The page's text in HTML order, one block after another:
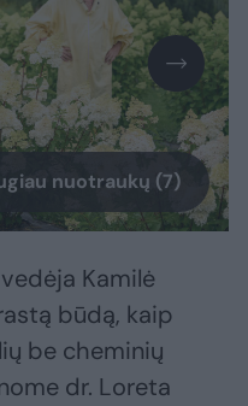
nuotraukų (7)
Kamilė
būdą, kaip
be cheminių
dr. Loreta